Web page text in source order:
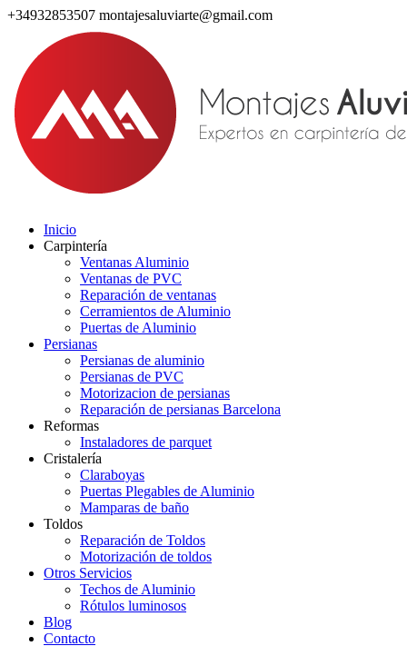
+34932853507 montajesaluviarte@gmail.com
Inicio
Carpintería
Ventanas Aluminio
Ventanas de PVC
Reparación de ventanas
Cerramientos de Aluminio
Puertas de Aluminio
Persianas
Persianas de aluminio
Persianas de PVC
Motorizacion de persianas
Reparación de persianas Barcelona
Reformas
Instaladores de parquet
Cristalería
Claraboyas
Puertas Plegables de Aluminio
Mamparas de baño
Toldos
Reparación de Toldos
Motorización de toldos
Otros Servicios
Techos de Aluminio
Rótulos luminosos
Blog
Contacto